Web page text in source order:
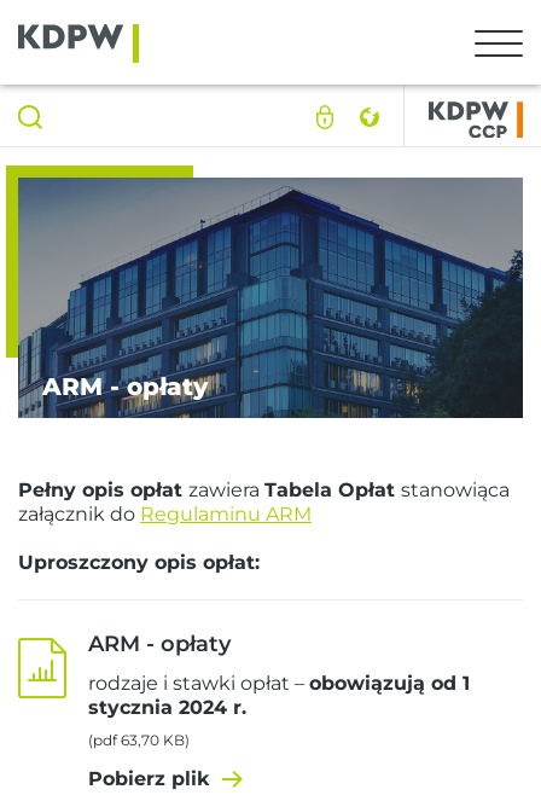
ARM - opłaty
Pełny opis opłat zawiera Tabela Opłat stanowiąca
załącznik do Regulaminu ARM
Uproszczony opis opłat:
ARM - opłaty
rodzaje i stawki opłat – obowiązują od 1
stycznia 2024 r.
(pdf 63,70 KB)
Pobierz plik